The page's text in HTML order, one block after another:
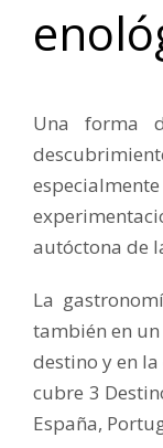
Una forma
autóctona de
La
también en
destino y en
cubre 3
España,